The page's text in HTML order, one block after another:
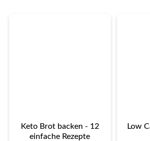
Keto Brot backen - 12
einfache Rezepte
Low